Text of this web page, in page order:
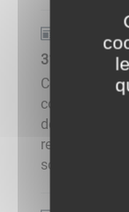
314 €
Cette somme
collégiens de
dernier par le
rencontré un
soit plus de